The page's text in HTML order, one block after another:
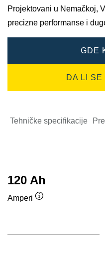
Projektovani u Nemačkoj,
precizne performanse i
GDE
DA LI SE
Tehničke specifikacije
120 Ah
Amperi